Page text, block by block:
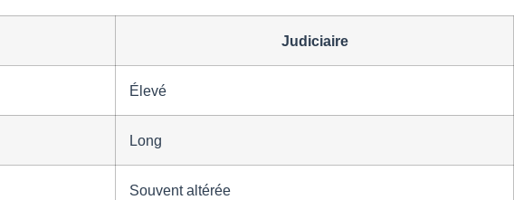
Judiciaire
Élevé
Long
Souvent altérée